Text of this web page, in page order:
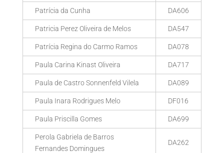
Patrícia da Cunha DA606
Patricia Perez Oliveira de Melos DA547
Patrícia Regina do Carmo Ramos DA078
Paula Carina Kinast Oliveira DA717
Paula de Castro Sonnenfeld Vilela DA089
Paula Inara Rodrigues Melo DF016
Paula Priscilla Gomes DA699
Perola Gabriela de Barros
Fernandes Domingues
DA262